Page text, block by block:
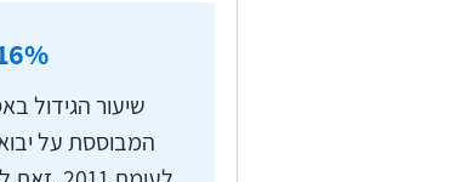
היומיום של אזרחי
שירותים שיאפשרו את
%
שיעור הגידול